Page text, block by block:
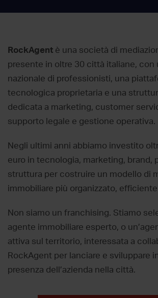
RockAgent è una società di
presente in oltre 30 città italiane, con
nazionale di professionisti, una
tecnologica proprietaria e una
dedicata a marketing, customer
supporto legale e gestione operativa.
Negli ultimi anni abbiamo investito
euro in tecnologia, marketing, brand,
struttura per costruire un modello di
immobiliare più organizzato,
Non siamo un franchising. Stiamo
agente immobiliare esperto, o
attiva sul territorio, interessata a
RockAgent per lanciare e sviluppare
presenza dell’azienda nella città.